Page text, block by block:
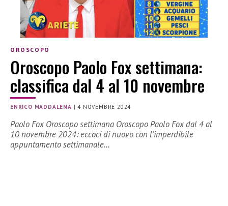
OROSCOPO
Oroscopo Paolo Fox settimana:
classifica dal 4 al 10 novembre
ENRICO MADDALENA |4 NOVEMBRE 2024
Paolo Fox Oroscopo settimana Oroscopo Paolo Fox dal 4 al
10 novembre 2024: eccoci di nuovo con l’imperdibile
appuntamento settimanale…